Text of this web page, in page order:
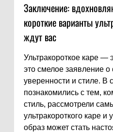
Заключение:
короткие варианты
ждут вас
Ультракороткое каре —
это смелое заявление о
уверенности и стиле. В
познакомились с тем,
стиль, рассмотрели
ультракороткого каре и
образ может стать